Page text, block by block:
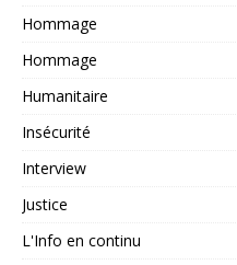
Hommage
Hommage
Humanitaire
Insécurité
Interview
Justice
L'Info en continu